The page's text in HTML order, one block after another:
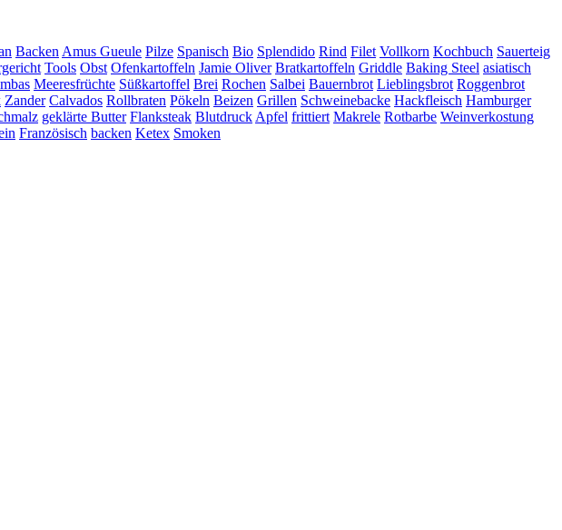
Backen Amus Gueule Pilze Spanisch Bio Splendido Rind Filet Vollkorn Kochbuch Sauerteig
Tools Obst Ofenkartoffeln Jamie Oliver Bratkartoffeln Griddle Baking Steel asiatisch
Meeresfrüchte Süßkartoffel Brei Rochen Salbei Bauernbrot Lieblingsbrot Roggenbrot
Zander Calvados Rollbraten Pökeln Beizen Grillen Schweinebacke Hackfleisch Hamburger
geklärte Butter Flanksteak Blutdruck Apfel frittiert Makrele Rotbarbe Weinverkostung
Französisch backen Ketex Smoken